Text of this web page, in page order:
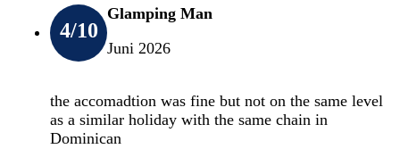
4/10
Glamping Man
Juni 2026
the accomadtion was fine but not on the same level
as a similar holiday with the same chain in
Dominican